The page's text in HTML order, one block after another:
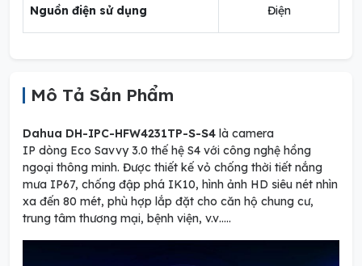
Mô Tả Sản Phẩm
Dahua DH-IPC-HFW4231TP-S-S4 là camera
IP dòng Eco Savvy 3.0 thế hệ S4 với công nghệ hồng
ngoại thông minh. Được thiết kế vỏ chống thời tiết nắng
mưa IP67, chống đập phá IK10, hình ảnh HD siêu nét nhìn
xa đến 80 mét, phù hợp lắp đặt cho căn hộ chung cư,
trung tâm thương mại, bệnh viện, v.v…..
Nguồn điện sử dụng Điện